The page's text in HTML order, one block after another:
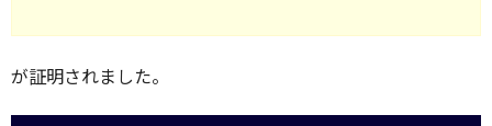
が証明されました。